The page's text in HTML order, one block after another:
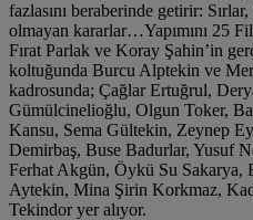
fazlasını beraberinde getirir:
olmayan kararlar…Yapımını 25
Fırat Parlak ve Koray Şahin’in
koltuğunda Burcu Alptekin ve
kadrosunda; Çağlar Ertuğrul,
Gümülcinelioğlu, Olgun Toker,
Kansu, Sema Gültekin, Zeynep
Demirbaş, Buse Badurlar, Yusuf
Ferhat Akgün, Öykü Su
Aytekin, Mina Şirin Korkmaz,
Tekindor yer alıyor.